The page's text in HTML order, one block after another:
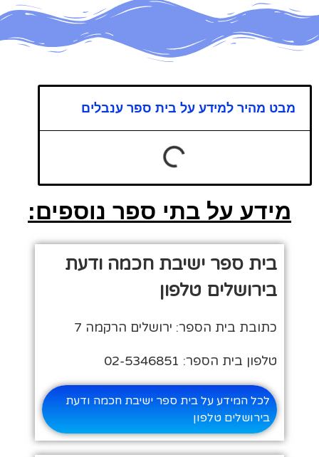
מבט מהיר למידע על בית ספר ענבלים
מידע על בתי ספר נוספים:
בית ספר ישיבת חכמה ודעת
בירושלים טלפון
כתובת בית הספר: ירושלים הרקמה 7
טלפון בית הספר: 02-5346851
לכל המידע על בית ספר ישיבת חכמה ודעת
בירושלים טלפון